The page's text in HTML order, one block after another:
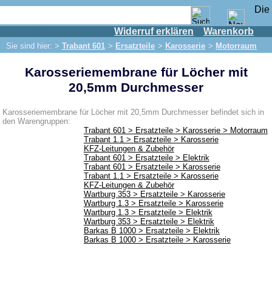
Widerruf erklären Warenkorb
Sie sind hier: > Trabant 601 > Ersatzteile > Karosserie > Motorraum
IFA Motor
IFA-Fahrzeuge
Trabant 601
Ersatzteile
Auspuff
Bremsen
Bremse vorn
Bremse hinten
Bremsleitung
Hauptbremszylinder
Elektrik
Karosseriemembrane für Löcher mit
20,5mm Durchmesser
Karosseriemembrane für Löcher mit 20,5mm Durchmesser befindet sich in
den Warengruppen:
Trabant 601 > Ersatzteile > Karosserie > Motorraum
Trabant 1.1 > Ersatzteile > Karosserie
KFZ-Leitungen & Zubehör
Trabant 601 > Ersatzteile > Elektrik
Trabant 601 > Ersatzteile > Karosserie
Trabant 1.1 > Ersatzteile > Karosserie
KFZ-Leitungen & Zubehör
Wartburg 353 > Ersatzteile > Karosserie
Wartburg 1.3 > Ersatzteile > Karosserie
Wartburg 1.3 > Ersatzteile > Elektrik
Wartburg 353 > Ersatzteile > Elektrik
Barkas B 1000 > Ersatzteile > Elektrik
Barkas B 1000 > Ersatzteile > Karosserie